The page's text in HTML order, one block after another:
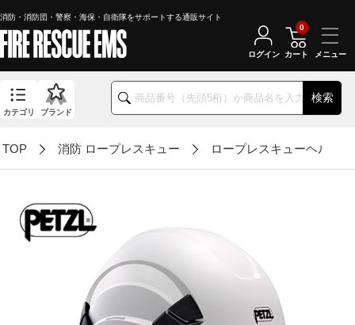
消防・消防団・警察・海保・自衛隊をサポートする通販サイト
検索
カテゴリ ブランド
ログイン カート
0
TOP 消防 ロープレスキュー ロープレスキューヘルメ